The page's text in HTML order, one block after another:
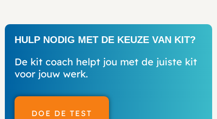
HULP NODIG MET DE KEUZE VAN KIT?
De kit coach helpt jou met de juiste kit
voor jouw werk.
DOE DE TEST